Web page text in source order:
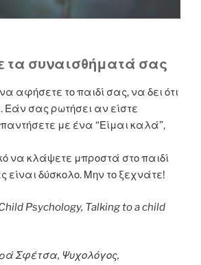
τα συναισθήματά σας
αφήσετε το παιδί σας, να δει ότι
Εάν σας ρωτήσει αν είστε
με ένα “Είμαι καλά”,
να κλάψετε μπροστά στο παιδί
είναι δύσκολο. Μην το ξεχνάτε!
Psychology, Talking to a child
Σφέτσα, Ψυχολόγος,